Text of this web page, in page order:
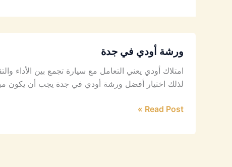
ورشة أودي في جدة
امتلاك أودي يعني التعامل مع سيارة تجمع بين الأداء
لذلك اختيار أفضل ورشة أودي في جدة يجب أن يكون
Read Post »